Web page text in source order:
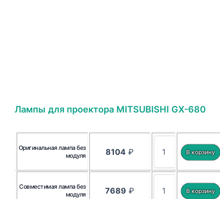
Лампы для проектора MITSUBISHI GX-680
Оригинальная лампа без
модуля
8104 ₽
Совместимая лампа без
модуля
7689 ₽